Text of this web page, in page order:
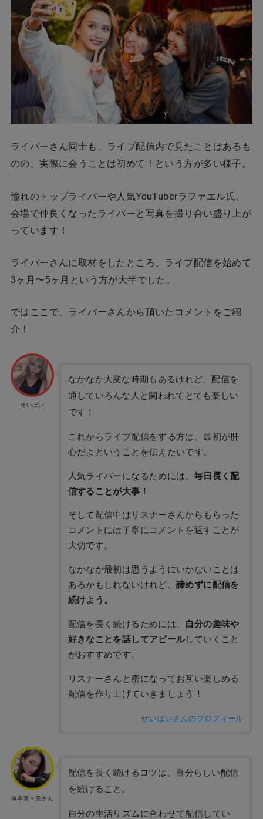
ライバーさん同士も、ライブ配信内で見たことはあるも
のの、実際に会うことは初めて！という方が多い様子。
憧れのトップライバーや人気YouTuberラファエル氏、
会場で仲良くなったライバーと写真を撮り合い盛り上が
っています！
ライバーさんに取材をしたところ、ライブ配信を始めて
3ヶ月〜5ヶ月という方が大半でした。
ではここで、ライバーさんから頂いたコメントをご紹
介！
せいぱい
なかなか大変な時期もあるけれど、配信を
通していろんな人と関われてとても楽しい
です！
これからライブ配信をする方は、最初が肝
心だよということを伝えたいです。
人気ライバーになるためには、 毎日長く配
信することが大事 ！
そして配信中はリスナーさんからもらった
コメントには丁寧にコメントを返すことが
大切です。
なかなか最初は思うようにいかないことは
あるかもしれないけれど、諦めずに配信を
続けよう。
配信を長く続けるためには、 自分の趣味や
好きなことを話してアピールしていくこと
がおすすめです。
リスナーさんと密になってお互い楽しめる
配信を作り上げていきましょう！
せいぱいさんのプロフィール
塚本奈々美さん
配信を長く続けるコツは、自分らしい配信
を続けること。
自分の生活リズムに合わせて配信してい